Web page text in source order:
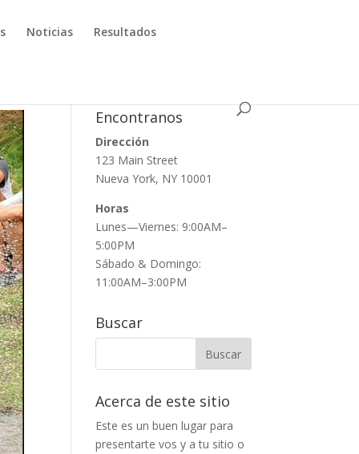
Noticias Resultados
Encontranos
Dirección
123 Main Street
Nueva York, NY 10001
Horas
Lunes—Viernes: 9:00AM–
5:00PM
Sábado & Domingo:
11:00AM–3:00PM
Buscar
Acerca de este sitio
Este es un buen lugar para
presentarte vos y a tu sitio o